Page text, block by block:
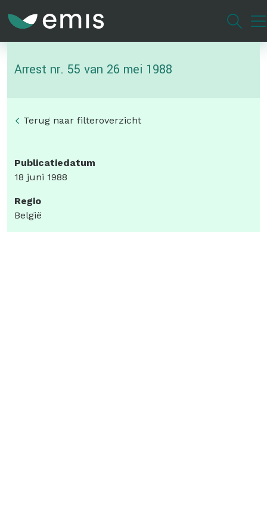
inhoud
Arrest nr. 55 van 26 mei 1988
Terug naar filteroverzicht
Publicatiedatum
18 juni 1988
Regio
België